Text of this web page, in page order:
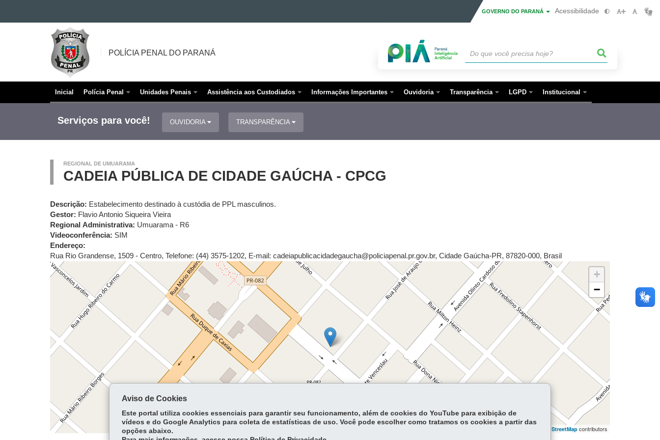
Ir para a navegação
Ir para a busca
GOVERNO DO PARANÁ Acessibilidade
POLÍCIA
PENAL
DO
PARANÁ
POLÍCIA PENAL DO PARANÁ
Navegação
principal
Inicial Polícia Penal Unidades Penais Assistência aos Custodiados Informações Importantes Ouvidoria Transparência LGPD Institucional
Serviços para você! OUVIDORIA TRANSPARÊNCIA
REGIONAL DE UMUARAMA
CADEIA PÚBLICA DE CIDADE GAÚCHA - CPCG
Descrição: Estabelecimento destinado à custódia de PPL masculinos.
Gestor: Flavio Antonio Siqueira Vieira
Regional Administrativa: Umuarama - R6
Videoconferência: SIM
Endereço:
Rua Rio Grandense, 1509 - Centro, Telefone: (44) 3575-1202, E-mail: cadeiapublicacidadegaucha@policiapenal.pr.gov.br, Cidade Gaúcha-PR, 87820-000, Brasil
+
−
OpenStreetMap contributors
Aviso de Cookies
Este portal utiliza cookies essenciais para garantir seu funcionamento, além de cookies do YouTube para exibição de
vídeos e do Google Analytics para coleta de estatísticas de uso. Você pode escolher como tratamos os cookies a partir das
opções abaixo.